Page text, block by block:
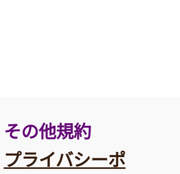
その他規約
プライバシーポ